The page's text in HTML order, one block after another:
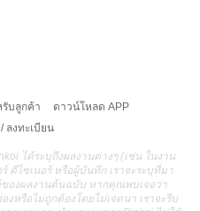
บลูกค้า
ดาวน์โหลด APP
ลงทะเบียน
ได้ระบุถึงผลงานต่างๆ (เช่น ในงาน
ดีไซเนอร์ หรือผู้บันทึก เราจะระบุที่มา
องผลงานต้นฉบับ หากคุณพบเจอว่า
หรือไม่ถูกต้องโดยไม่เจตนา เราจะรีบ